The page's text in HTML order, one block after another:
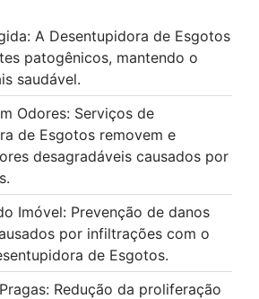
A Desentupidora de Esgotos
patogênicos, mantendo o
saudável.
Odores: Serviços de
de Esgotos removem e
desagradáveis causados por
Imóvel: Prevenção de danos
por infiltrações com o
de Esgotos.
Redução da proliferação